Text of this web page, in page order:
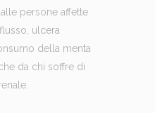
persone affette
ulcera
della menta
da chi soffre di